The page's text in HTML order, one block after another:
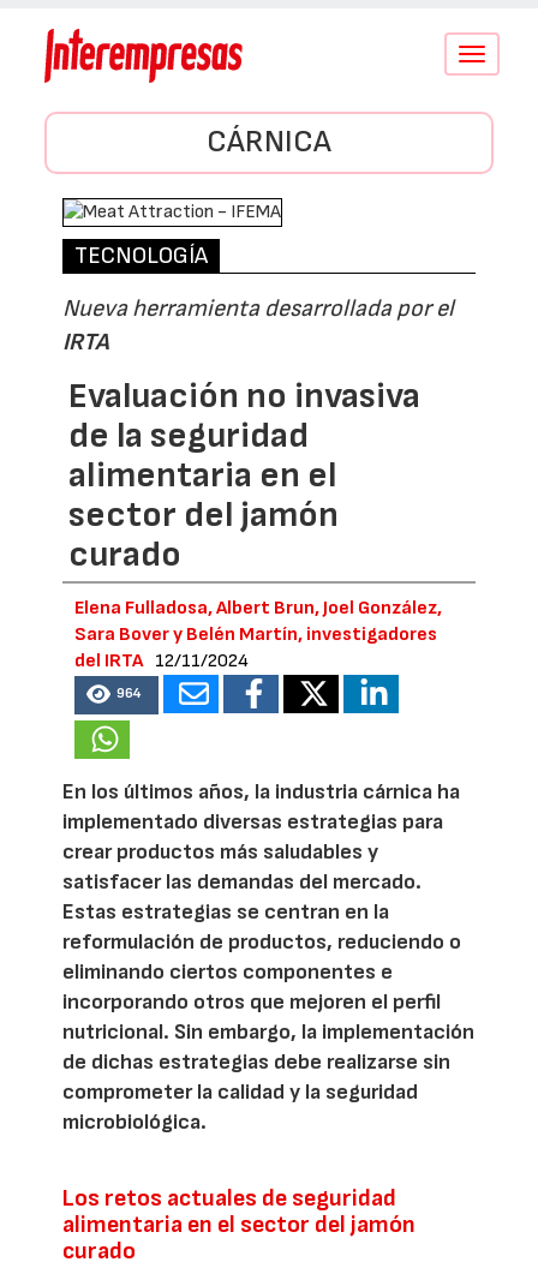
Conmutar
CÁRNICA
TECNOLOGÍA
Nueva herramienta desarrollada por el
IRTA
Evaluación no invasiva
de la seguridad
alimentaria en el
sector del jamón
curado
Elena Fulladosa, Albert Brun, Joel González,
Sara Bover y Belén Martín, investigadores
del IRTA 12/11/2024
964
En los últimos años, la industria cárnica ha
implementado diversas estrategias para
crear productos más saludables y
satisfacer las demandas del mercado.
Estas estrategias se centran en la
reformulación de productos, reduciendo o
eliminando ciertos componentes e
incorporando otros que mejoren el perfil
nutricional. Sin embargo, la implementación
de dichas estrategias debe realizarse sin
comprometer la calidad y la seguridad
microbiológica.
Los retos actuales de seguridad
alimentaria en el sector del jamón
curado